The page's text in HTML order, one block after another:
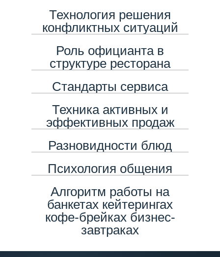
Технология решения
конфликтных ситуаций
Роль официанта в
структуре ресторана
Стандарты сервиса
Техника активных и
эффективных продаж
Разновидности блюд
Психология общения
Алгоритм работы на
банкетах кейтерингах
кофе-брейках бизнес-
завтраках